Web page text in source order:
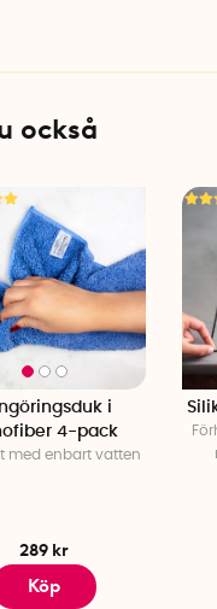
också
i
4-pack
med enbart vatten
289 kr
Köp